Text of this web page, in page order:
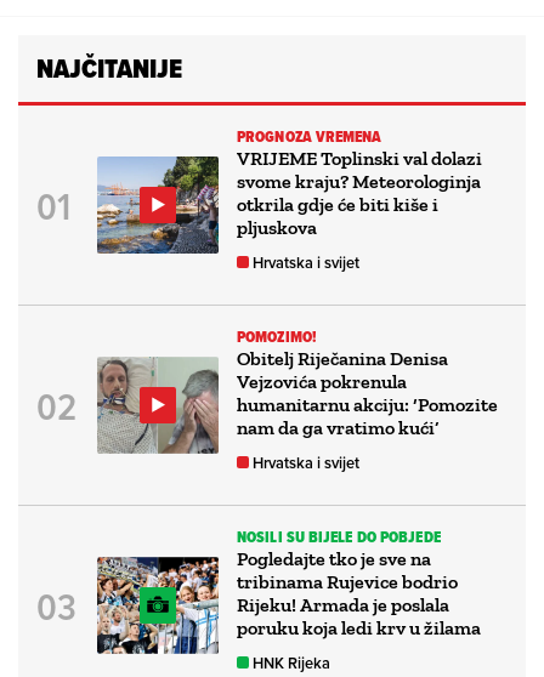
NAJČITANIJE
PROGNOZA VREMENA
VRIJEME Toplinski val dolazi
svome kraju? Meteorologinja
otkrila gdje će biti kiše i
pljuskova
Hrvatska i svijet
POMOZIMO!
Obitelj Riječanina Denisa
Vejzovića pokrenula
humanitarnu akciju: ‘Pomozite
nam da ga vratimo kući’
Hrvatska i svijet
NOSILI SU BIJELE DO POBJEDE
Pogledajte tko je sve na
tribinama Rujevice bodrio
Rijeku! Armada je poslala
poruku koja ledi krv u žilama
HNK Rijeka